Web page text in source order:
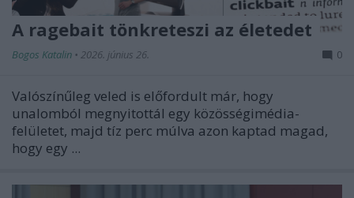
A ragebait tönkreteszi az életedet
Bogos Katalin • 2026. június 26. 0
Valószínűleg veled is előfordult már, hogy
unalomból megnyitottál egy közösségimédia-
felületet, majd tíz perc múlva azon kaptad magad,
hogy egy ...